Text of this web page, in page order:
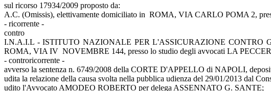
sul ricorso 17934/2009 proposto da:
A.C. (Omissis), elettivamente domiciliato in ROMA, VIA CARLO POMA 2,
- ricorrente -
contro
I.N.A.I.L - ISTITUTO NAZIONALE PER L'ASSICURAZIONE CONTRO
ROMA, VIA IV NOVEMBRE 144, presso lo studio degli avvocati LA
- controricorrente -
avverso la sentenza n. 6749/2008 della CORTE D'APPELLO di NAPOLI,
udita la relazione della causa svolta nella pubblica udienza del 29/01/2013 dal
udito l'Avvocato AMODEO ROBERTO per delega ASSENNATO G. SANTE;